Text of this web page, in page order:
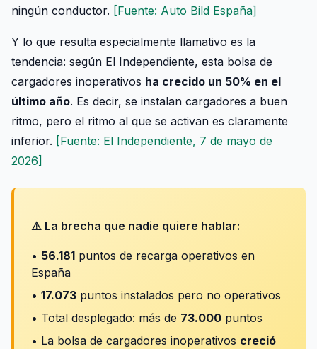
ningún conductor. [Fuente: Auto Bild España]
Y lo que resulta especialmente llamativo es la
tendencia: según El Independiente, esta bolsa de
cargadores inoperativos ha crecido un 50% en el
último año. Es decir, se instalan cargadores a buen
ritmo, pero el ritmo al que se activan es claramente
inferior. [Fuente: El Independiente, 7 de mayo de
2026]
⚠️ La brecha que nadie quiere hablar:
• 56.181 puntos de recarga operativos en
España
• 17.073 puntos instalados pero no operativos
• Total desplegado: más de 73.000 puntos
• La bolsa de cargadores inoperativos creció